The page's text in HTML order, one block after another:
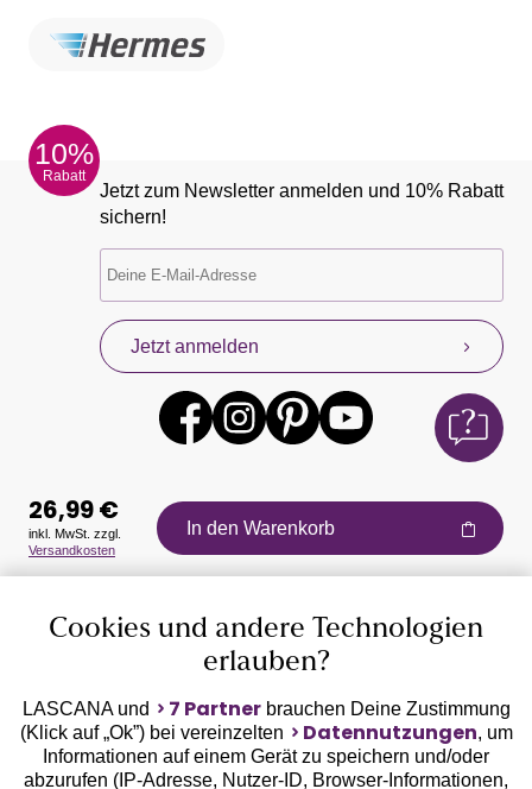
10%
Rabatt
Jetzt zum Newsletter anmelden und 10% Rabatt
sichern!
Jetzt anmelden
Auszeichnungen
Geprüfte Sicherheit
26,99 €
inkl. MwSt. zzgl.
Versandkosten
In den Warenkorb
Cookies und andere Technologien
erlauben?
LASCANA und 7 Partnerbrauchen Deine Zustimmung
(Klick auf „Ok”) bei vereinzelten
Datennutzungen, um
Informationen auf einem Gerät zu speichern und/oder
abzurufen (IP-Adresse, Nutzer-ID, Browser-Informationen,